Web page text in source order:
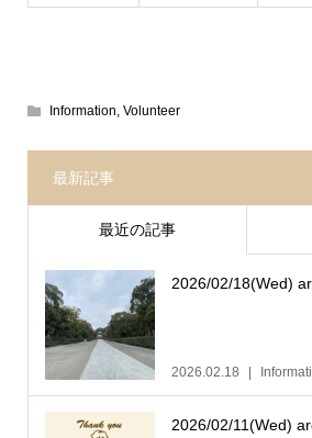
Information, Volunteer
最新記事
最近の記事
2026/02/18(Wed)
2026.02.18
2026/02/11(Wed)